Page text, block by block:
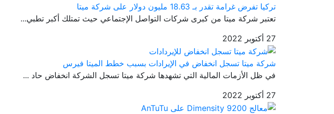
تركيا تفرض غرامة تقدر بـ 18.63 مليون دولار على شركة ميتا
تعتبر شركة ميتا من كبرى شركات التواصل الإجتماعي حيث تمتلك أكبر تطبي...
27 أكتوبر 2022
شركة ميتا تسجل انخفاض في الإيرادات بسبب خطط الميتا فيرس
في ظل الأزمات المالية التي تشهدها شركة ميتا تسجل الشركة انخفاض حاد ...
27 أكتوبر 2022